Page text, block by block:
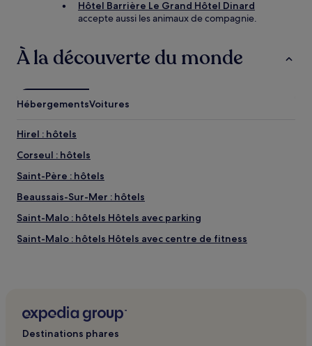
Hôtel Barrière Le Grand Hôtel Dinard
accepte aussi les animaux de compagnie.
À la découverte du monde
HébergementsVoitures
Hirel : hôtels
Corseul : hôtels
Saint-Père : hôtels
Beaussais-Sur-Mer : hôtels
Saint-Malo : hôtels Hôtels avec parking
Saint-Malo : hôtels Hôtels avec centre de fitness
Fréhel : hôtels Hôtels avec cuisine
Destinations phares